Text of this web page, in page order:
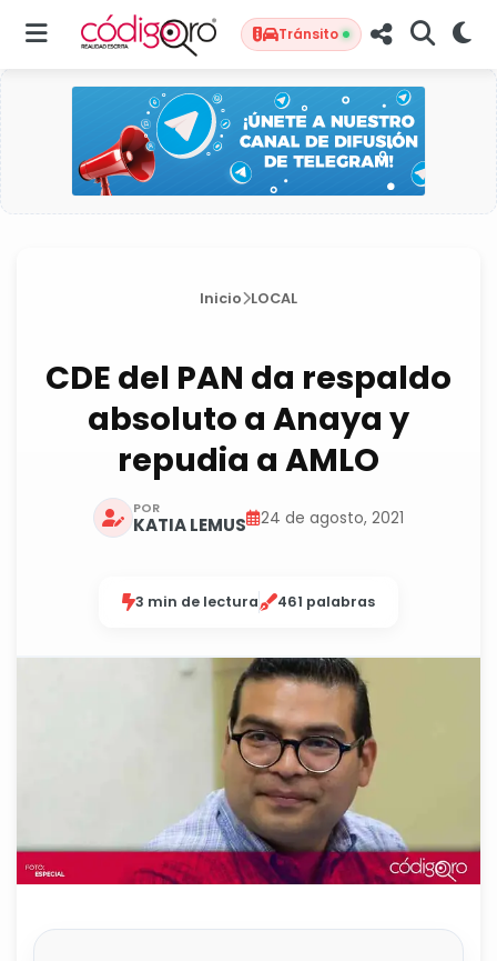
Tránsito
Inicio LOCAL
CDE del PAN da respaldo
absoluto a Anaya y
repudia a AMLO
POR
KATIA LEMUS 24 de agosto, 2021
3 min de lectura 461 palabras